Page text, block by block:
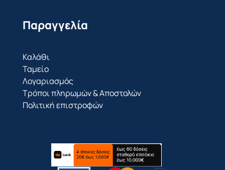
Παραγγελία
Καλάθι
Ταμείο
Λογαριασμός
Τρόποι πληρωμών & Αποστολών
Πολιτική επιστροφών